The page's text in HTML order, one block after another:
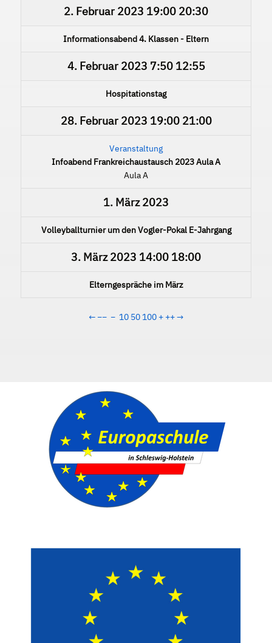
2. Februar 2023 19:00 20:30
Informationsabend 4. Klassen - Eltern
4. Februar 2023 7:50 12:55
Hospitationstag
28. Februar 2023 19:00 21:00
Veranstaltung
Infoabend Frankreichaustausch 2023 Aula A
Aula A
1. März 2023
Volleyballturnier um den Vogler-Pokal E-Jahrgang
3. März 2023 14:00 18:00
Elterngespräche im März
← −− − 10 50 100 + ++→